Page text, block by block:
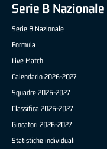
Serie B Nazionale
Serie B Nazionale
Formula
Live Match
Calendario 2026-2027
Squadre 2026-2027
Classifica 2026-2027
Giocatori 2026-2027
Statistiche individuali